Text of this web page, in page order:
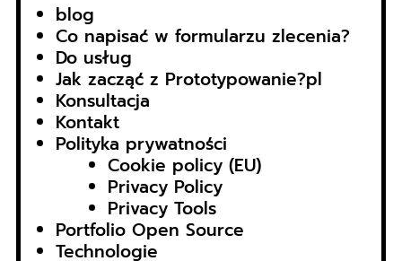
a
blog
Co napisać w formularzu zlecenia?
Do usług
Jak zacząć z Prototypowanie?pl
Konsultacja
Kontakt
Polityka prywatności
Cookie policy (EU)
Privacy Policy
Privacy Tools
Portfolio Open Source
Technologie